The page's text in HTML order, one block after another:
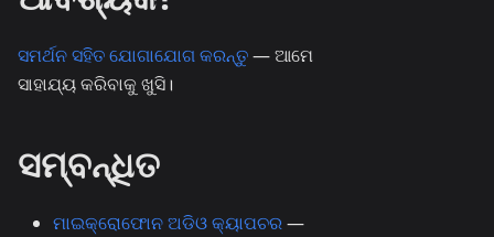
ସମର୍ଥନ ସହିତ ଯୋଗାଯୋଗ କରନ୍ତୁ— ଆମେ
ସାହାଯ୍ୟ କରିବାକୁ ଖୁସି।
ସମ୍ବନ୍ଧିତ
ମାଇକ୍ରୋଫୋନ ଅଡିଓ କ୍ୟାପଚର—